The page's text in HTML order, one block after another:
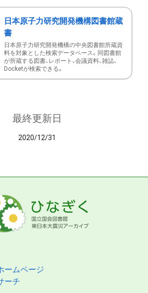
日本原子力研究開発機構図書館蔵
書
日本原子力研究開発機構の中央図書館所蔵資
料を対象とした検索データベース。同図書館
が所蔵する図書、レポート、会議資料、雑誌、
Docketが検索できる。
最終更新日
2020/12/31
ームページ
ーチ